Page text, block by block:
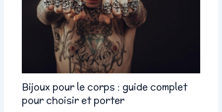
Bijoux pour le corps : guide complet
pour choisir et porter